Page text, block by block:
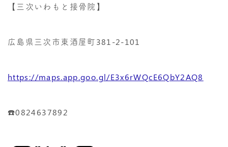
【三次いわもと接骨院】
広島県三次市東酒屋町381-2-101
https://maps.app.goo.gl/E3x6rWQcE6QbY2AQ8
☎️0824637892